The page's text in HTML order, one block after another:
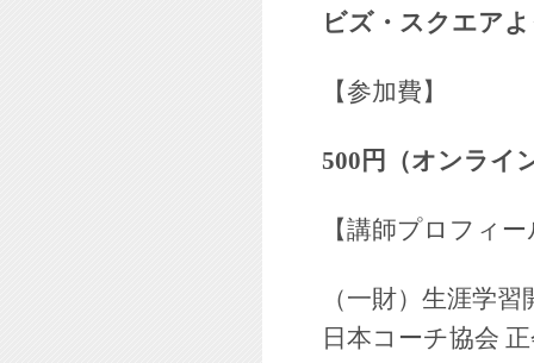
ビズ・スクエア
【参加費】
500円（オンライ
【講師プロフィ
（一財）生涯学
日本コーチ協会